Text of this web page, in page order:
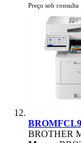
Preço sob consulta
BROTHER